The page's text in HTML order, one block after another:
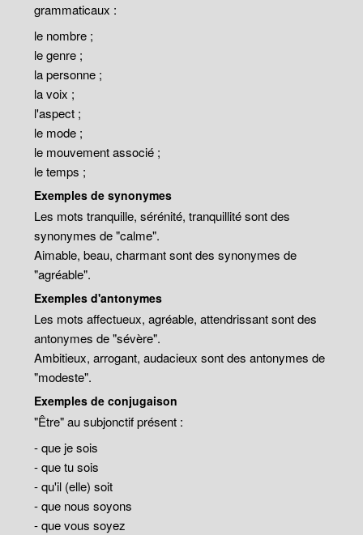
grammaticaux :
le nombre ;
le genre ;
la personne ;
la voix ;
l'aspect ;
le mode ;
le mouvement associé ;
le temps ;
Exemples de synonymes
Les mots tranquille, sérénité, tranquillité sont des
synonymes de "calme".
Aimable, beau, charmant sont des synonymes de
"agréable".
Exemples d'antonymes
Les mots affectueux, agréable, attendrissant sont des
antonymes de "sévère".
Ambitieux, arrogant, audacieux sont des antonymes de
"modeste".
Exemples de conjugaison
"Être" au subjonctif présent :
- que je sois
- que tu sois
- qu'il (elle) soit
- que nous soyons
- que vous soyez